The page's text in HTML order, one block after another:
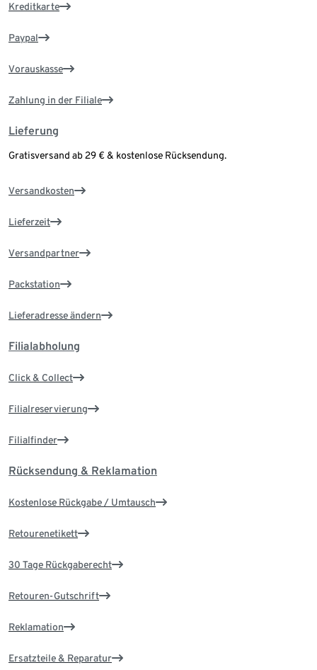
Kreditkarte
Paypal
Vorauskasse
Zahlung in der Filiale
Lieferung
Gratisversand ab 29 € & kostenlose Rücksendung.
Versandkosten
Lieferzeit
Versandpartner
Packstation
Lieferadresse ändern
Filialabholung
Click & Collect
Filialreservierung
Filialfinder
Rücksendung & Reklamation
Kostenlose Rückgabe / Umtausch
Retourenetikett
30 Tage Rückgaberecht
Retouren-Gutschrift
Reklamation
Ersatzteile & Reparatur